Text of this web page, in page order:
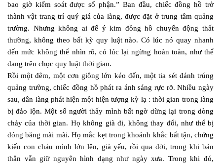
bao giờ kiểm soát được số phận.” Ban đầu, chiếc đồng hồ trở
thành vật trang trí quý giá của làng, được đặt ở trung tâm quảng
trường. Nhưng không ai để ý kim đồng hồ chuyển động thất
thường, không theo bất kỳ quy luật nào. Có lúc nó quay nhanh
đến mức không thể nhìn rõ, có lúc lại ngừng hoàn toàn, như thể
đang trêu chọc quy luật thời gian.
Rồi một đêm, một cơn giông lớn kéo đến, một tia sét đánh trúng
quảng trường, chiếc đồng hồ phát ra ánh sáng rực rỡ. Nhiều ngày
sau, dân làng phát hiện một hiện tượng kỳ lạ : thời gian trong làng
bị đảo lộn. Một số người thấy mình bất ngờ dừng lại trong dòng
chảy của thời gian. Họ không già đi, không thay đổi, như thể bị
đóng băng mãi mãi. Họ mắc kẹt trong khoảnh khắc bất tận, chứng
kiến con cháu mình lớn lên, già yếu, rồi qua đời, trong khi bản
thân vẫn giữ nguyên hình dạng như ngày xưa. Trong khi đó,